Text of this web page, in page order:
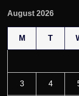
August 2026
M T
3 4